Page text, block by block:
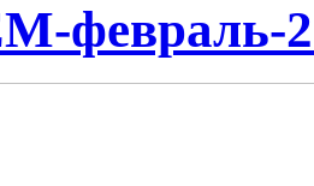
февраль-